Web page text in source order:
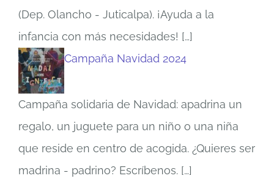
(Dep. Olancho - Juticalpa). ¡Ayuda a la
infancia con más necesidades! […]
Campaña Navidad 2024
Campaña solidaria de Navidad: apadrina un
regalo, un juguete para un niño o una niña
que reside en centro de acogida. ¿Quieres ser
madrina - padrino? Escríbenos. […]